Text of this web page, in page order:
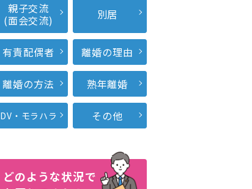
親子交流
(面会交流)
別居
有責配偶者 離婚の理由
離婚の方法 熟年離婚
DV・モラハラ その他
どのような状況で